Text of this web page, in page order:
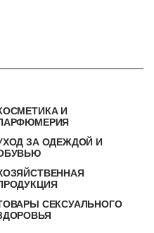
И
ЗА ОДЕЖДОЙ И
СЕКСУАЛЬНОГО